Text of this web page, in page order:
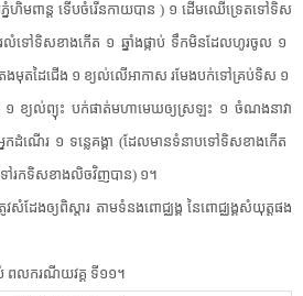
មពាន្ត​ ​ទើប​ចំរើន​កាយ​បាន​ ​)​ ​១​ ​ដើមឈើ​ទ្រេត​ទៅ​ទិស
លំ​ទៅ​ទិសខាងកើត​ ​១​ ​ឆ្នាំង​ផ្កាប់​ ​ទឹក​មិនដែល​ហូរ​ចូល​ ​១​
មុត​ដៃជើង​ ​១​ ​ខ្យល់​លើ​អាកាស​ ​រមែង​បក់​ទៅ​គ្រប់ទិស​ ​១​
ខ្យល់ព្យុះ​ ​បក់​ផាត់​មហាមេឃ​ឲ្យ​ស្រឡះ​ ​១​ ​ចំណង​នាវា​
ដំណើរ​ ​១​ ​ទន្លេ​គង្គា​ ​(​ដែល​មាន​ទំនាប​ទៅ​ទិសខាងកើត​
ៅ​រក​ទិសខាងលិច​វិញ​បាន​)​ ​១​។​
ដែង​ឲ្យ​ពិស្តារ​ ​តាម​ទំនង​ពោជ្ឈង្គ​ ​នៃ​ពោជ្ឈង្គ​សំយុត្ត​ផង​
ពល​ករណីយ​វគ្គ​ ​ទី១១​។​